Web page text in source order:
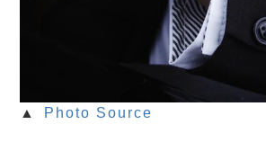
▲ Photo Source